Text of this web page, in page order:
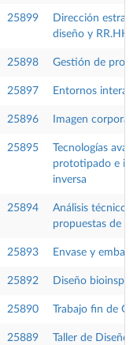
25899
Dirección
diseño y RR.HH.
25898 Gestión de
25897 Entornos
25896 Imagen
25895
Tecnologías
prototipado e
inversa
25894
Análisis técnico
propuestas de
25893 Envase y
25892 Diseño
25890 Trabajo fin de
25889
Taller de Diseño